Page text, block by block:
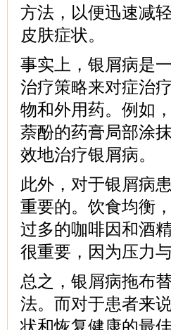
方法，以便迅速减
皮肤症状。
事实上，银屑病是
治疗策略来对症治
物和外用药。例如
萘酚的药膏局部涂
效地治疗银屑病。
此外，对于银屑病
重要的。饮食均衡
过多的咖啡因和酒
很重要，因为压力
总之，银屑病拖布
法。而对于患者来